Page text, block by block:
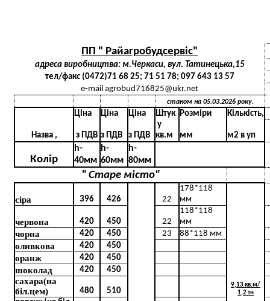
ПП " Райагробудсервіс"
адреса виробництва: м.Черкаси, вул. Татинецька,15
тел/факс (0472)71 68 25; 71 51 78; 097 643 13 57
e-mail agrobud716825@ukr.net
станом на 05.03.2026 року.
Назва ,
Ціна Ціна Ціна Штук Розміри Кількість,
з ПДВ з ПДВ з ПДВ
у
кв.м
мм м2 в уп
Колір
h-
40мм
h-
60мм
h-
80мм
" Старе місто"
сіра 396 426 22
178*118
мм
9,13 кв.м/
1,2 тн
червона 420 450 22
118*118
мм
чорна 420 450 23 88*118 мм
оливкова 420 450
оранж 420 450
шоколад 420 450
сахара(на
біл.цем)
480
510